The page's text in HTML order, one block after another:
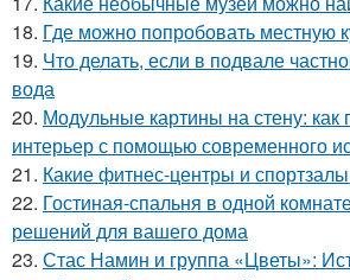
18. Где можно попробовать местную
19. Что делать, если в подвале
вода
20. Модульные картины на стену: как
интерьер с помощью современного
21. Какие фитнес-центры и
22. Гостиная-спальня в одной
решений для вашего дома
23. Стас Намин и группа «Цветы»: